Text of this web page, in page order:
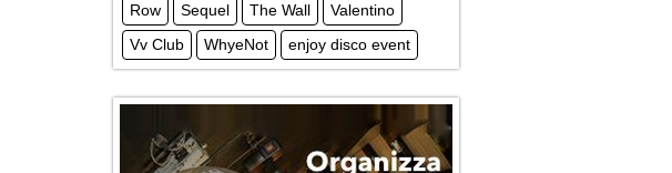
Row
Sequel The Wall
Valentino
Vv Club
WhyeNot enjoy disco event